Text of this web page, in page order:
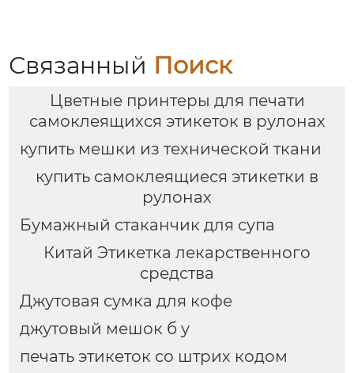
Связанный Поиск
Цветные принтеры для печати
самоклеящихся этикеток в рулонах
купить мешки из технической ткани
купить самоклеящиеся этикетки в
рулонах
Бумажный стаканчик для супа
Китай Этикетка лекарственного
средства
Джутовая сумка для кофе
джутовый мешок б у
печать этикеток со штрих кодом